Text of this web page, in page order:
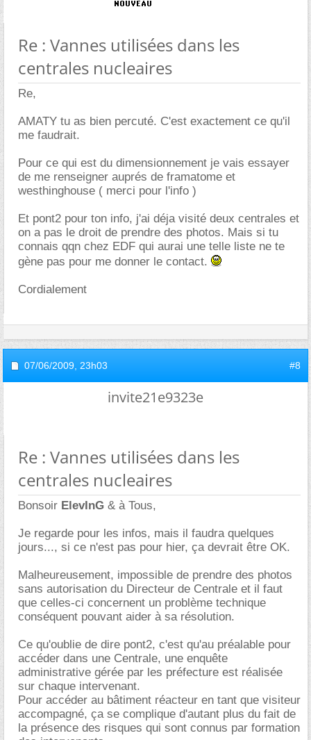
Re : Vannes utilisées dans les
centrales nucleaires
Re,
AMATY tu as bien percuté. C'est exactement ce qu'il
me faudrait.
Pour ce qui est du dimensionnement je vais essayer
de me renseigner auprés de framatome et
westhinghouse ( merci pour l'info )
Et pont2 pour ton info, j'ai déja visité deux centrales et
on a pas le droit de prendre des photos. Mais si tu
connais qqn chez EDF qui aurai une telle liste ne te
gène pas pour me donner le contact.
Cordialement
07/06/2009, 23h03 #8
invite21e9323e
Re : Vannes utilisées dans les
centrales nucleaires
Bonsoir ElevInG & à Tous,
Je regarde pour les infos, mais il faudra quelques
jours..., si ce n'est pas pour hier, ça devrait être OK.
Malheureusement, impossible de prendre des photos
sans autorisation du Directeur de Centrale et il faut
que celles-ci concernent un problème technique
conséquent pouvant aider à sa résolution.
Ce qu'oublie de dire pont2, c'est qu'au préalable pour
accéder dans une Centrale, une enquête
administrative gérée par les préfecture est réalisée
sur chaque intervenant.
Pour accéder au bâtiment réacteur en tant que visiteur
accompagné, ça se complique d'autant plus du fait de
la présence des risques qui sont connus par formation